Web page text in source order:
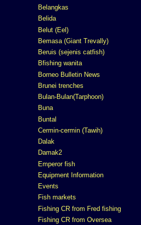
Belangkas
Belida
Belut (Eel)
Bemasa (Giant Trevally)
Beruis (sejenis catfish)
Bfishing wanita
Borneo Bulletin News
Brunei trenches
Bulan-Bulan(Tarphoon)
Buna
Buntal
Cermin-cermin (Tawih)
Dalak
Damak2
Emperor fish
Equipment Information
Events
Fish markets
Fishing CR from Fred fishing
Fishing CR from Oversea